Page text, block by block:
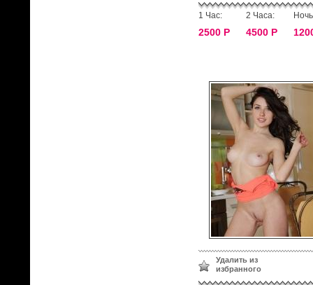
1 Час:
2500 Р
2 Часа:
4500 Р
Удалить из
избранного